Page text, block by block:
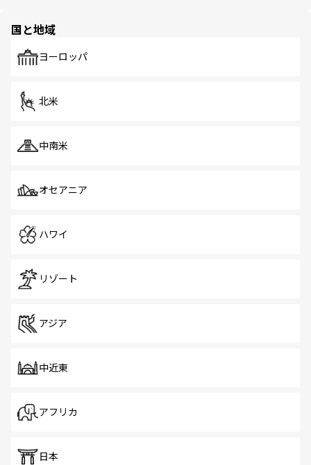
で、ホーカーズは地元の風情を楽しめる外せないスポット
国と地域
ヨーロッパ
北米
中南米
オセアニア
ハワイ
リゾート
アジア
中近東
アフリカ
日本